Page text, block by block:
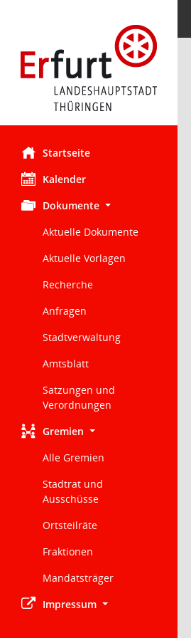
Startseite
Kalender
Dokumente
Aktuelle Dokumente
Aktuelle Vorlagen
Recherche
Anfragen
Stadtverwaltung
Amtsblatt
Satzungen und
Verordnungen
Gremien
Alle Gremien
Stadtrat und
Ausschüsse
Ortsteilräte
Fraktionen
Mandatsträger
Impressum